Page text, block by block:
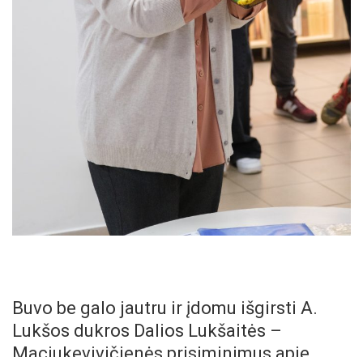
Buvo be galo jautru ir įdomu išgirsti A.
Lukšos dukros Dalios Lukšaitės –